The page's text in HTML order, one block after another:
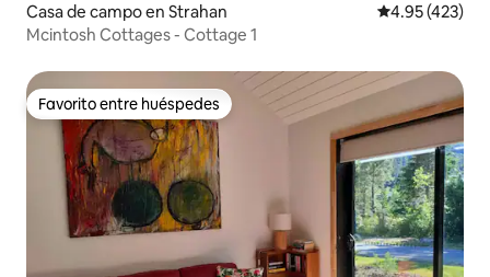
Casa de campo en Strahan Calificación
4.95 (423)
Mcintosh Cottages - Cottage 1
Favorito entre huéspedes
Favorito entre huéspedes